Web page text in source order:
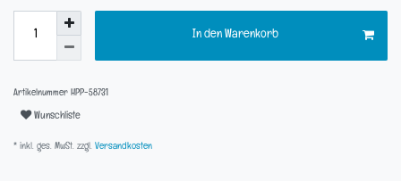
In den Warenkorb
Artikelnummer HPP-58731
Wunschliste
* inkl. ges. MwSt. zzgl. Versandkosten